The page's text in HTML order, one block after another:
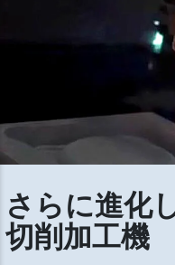
さらに進化
切削加工機